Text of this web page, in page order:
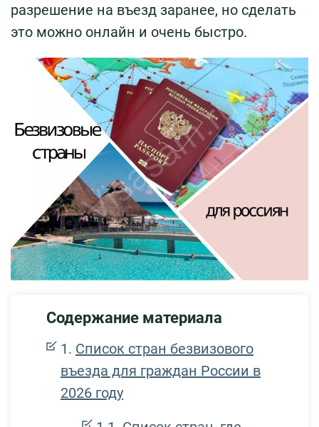
разрешение на въезд заранее, но сделать
это можно онлайн и очень быстро.
Содержание материала
Список стран безвизового
въезда для граждан России в
2026 году